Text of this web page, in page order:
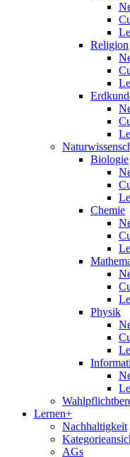
Religion
Biologie
Chemie
Physik
Lernen+
Nachhaltigkeit
AGs